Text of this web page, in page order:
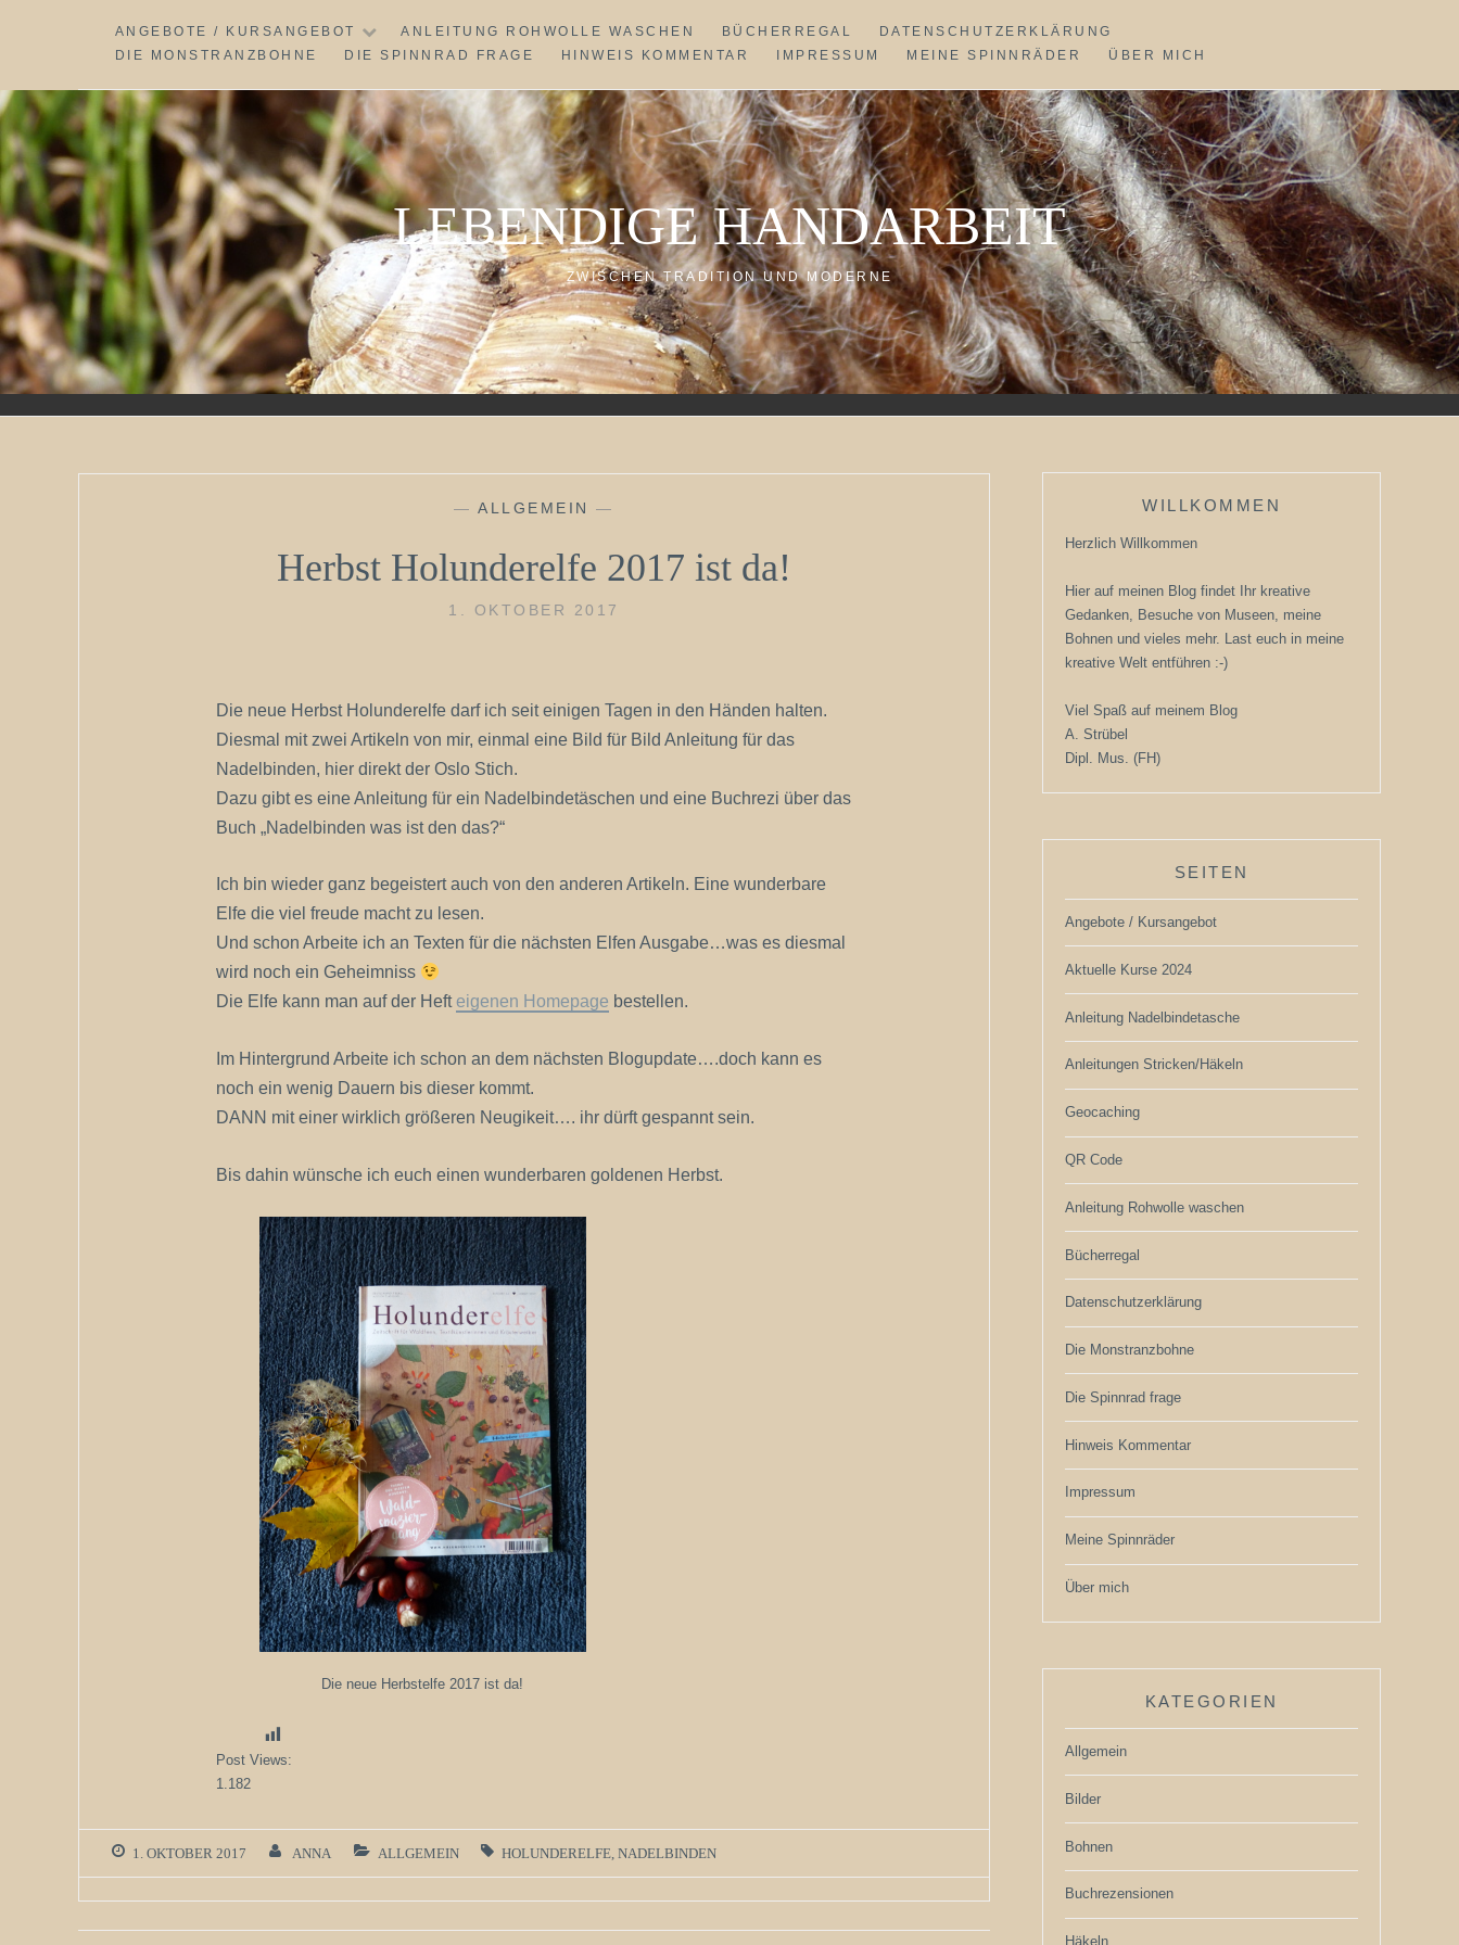
ANGEBOTE / KURSANGEBOT ANLEITUNG ROHWOLLE WASCHEN BÜCHERREGAL
DATENSCHUTZERKLÄRUNG
DIE MONSTRANZBOHNE
DIE SPINNRAD FRAGE HINWEIS KOMMENTAR IMPRESSUM MEINE SPINNRÄDER ÜBER MICH
LEBENDIGE HANDARBEIT
ZWISCHEN TRADITION UND MODERNE
—ALLGEMEIN —
Herbst Holunderelfe 2017 ist da!
1. OKTOBER 2017
Die neue Herbst Holunderelfe darf ich seit einigen Tagen in den Händen halten.
Diesmal mit zwei Artikeln von mir, einmal eine Bild für Bild Anleitung für das
Nadelbinden, hier direkt der Oslo Stich.
Dazu gibt es eine Anleitung für ein Nadelbindetäschen und eine Buchrezi über das
Buch „Nadelbinden was ist den das?“
Ich bin wieder ganz begeistert auch von den anderen Artikeln. Eine wunderbare
Elfe die viel freude macht zu lesen.
Und schon Arbeite ich an Texten für die nächsten Elfen Ausgabe…was es diesmal
wird noch ein Geheimniss
Die Elfe kann man auf der Hefteigenen Homepage bestellen.
Im Hintergrund Arbeite ich schon an dem nächsten Blogupdate….doch kann es
noch ein wenig Dauern bis dieser kommt.
DANN mit einer wirklich größeren Neugikeit…. ihr dürft gespannt sein.
Bis dahin wünsche ich euch einen wunderbaren goldenen Herbst.
Die neue Herbstelfe 2017 ist da!
Post Views:
1.182
1. OKTOBER 2017 ANNA ALLGEMEIN HOLUNDERELFE ,NADELBINDEN
WILLKOMMEN
Herzlich Willkommen
Hier auf meinen Blog findet Ihr kreative
Gedanken, Besuche von Museen, meine
Bohnen und vieles mehr. Last euch in meine
kreative Welt entführen :-)
Viel Spaß auf meinem Blog
A. Strübel
Dipl. Mus. (FH)
SEITEN
Angebote / Kursangebot
Aktuelle Kurse 2024
Anleitung Nadelbindetasche
Anleitungen Stricken/Häkeln
Geocaching
QR Code
Anleitung Rohwolle waschen
Bücherregal
Datenschutzerklärung
Die Monstranzbohne
Die Spinnrad frage
Hinweis Kommentar
Impressum
Meine Spinnräder
Über mich
KATEGORIEN
Allgemein
Bilder
Bohnen
Buchrezensionen
Häkeln